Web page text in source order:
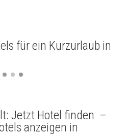
für ein Kurzurlaub in
Jetzt Hotel finden –
anzeigen in